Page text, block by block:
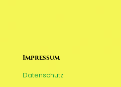
Impressum
Datenschutz